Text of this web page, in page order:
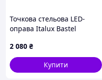
Точкова стельова LED-
оправа Italux Bastel
(m00260431)
2 080 ₴
Купити